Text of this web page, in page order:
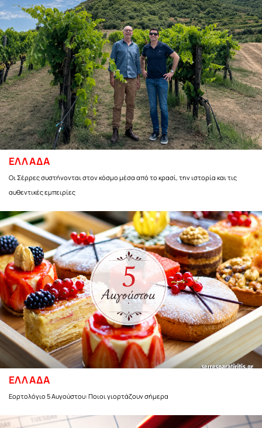
ΕΛΛΑΔΑ
Οι Σέρρες συστήνονται στον κόσμο μέσα από το κρασί, την ιστορία και τις
αυθεντικές εμπειρίες
ΕΛΛΑΔΑ
Εορτολόγιο 5 Αυγούστου: Ποιοι γιορτάζουν σήμερα